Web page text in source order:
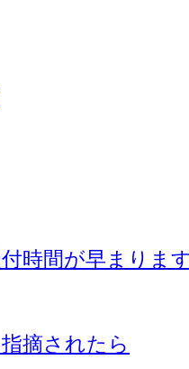
付時間が早まりま
摘されたら